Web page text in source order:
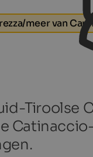
meer van
Tiroolse